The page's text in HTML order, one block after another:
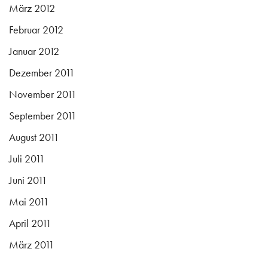
März 2012
Februar 2012
Januar 2012
Dezember 2011
November 2011
September 2011
August 2011
Juli 2011
Juni 2011
Mai 2011
April 2011
März 2011